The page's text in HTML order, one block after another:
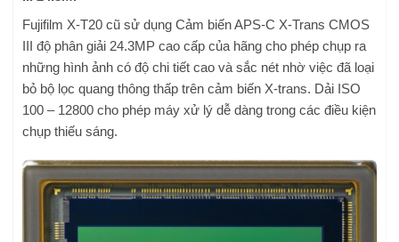
Fujifilm X-T20 cũ sử dụng Cảm biến APS-C X-Trans CMOS
III độ phân giải 24.3MP cao cấp của hãng cho phép chụp ra
những hình ảnh có độ chi tiết cao và sắc nét nhờ việc đã loại
bỏ bộ lọc quang thông thấp trên cảm biến X-trans. Dải ISO
100 – 12800 cho phép máy xử lý dễ dàng trong các điều kiện
chụp thiếu sáng.